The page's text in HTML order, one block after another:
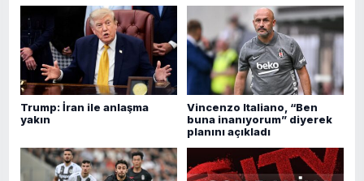
Trump: İran ile anlaşma
yakın
Vincenzo Italiano, “Ben
buna inanıyorum” diyerek
planını açıkladı